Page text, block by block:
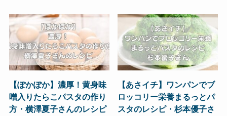
【ぽかぽか】濃厚！黄身味
噌入りたらこパスタの作り
方・横澤夏子さんのレシピ
【あさイチ】ワンパンでブ
ロッコリー栄養まるっとパ
スタのレシピ・杉本優子さ